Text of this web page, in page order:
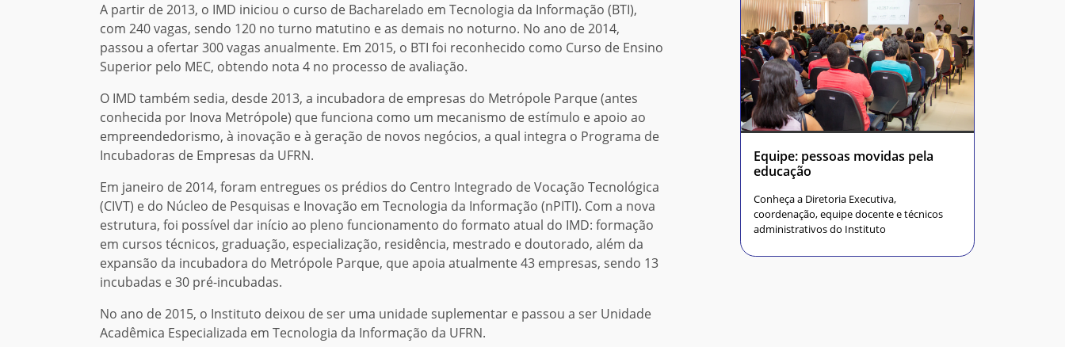
A partir de 2013, o IMD iniciou o curso de Bacharelado em Tecnologia da Informação (BTI),
com 240 vagas, sendo 120 no turno matutino e as demais no noturno. No ano de 2014,
passou a ofertar 300 vagas anualmente. Em 2015, o BTI foi reconhecido como Curso de Ensino
Superior pelo MEC, obtendo nota 4 no processo de avaliação.
O IMD também sedia, desde 2013, a incubadora de empresas do Metrópole Parque (antes
conhecida por Inova Metrópole) que funciona como um mecanismo de estímulo e apoio ao
empreendedorismo, à inovação e à geração de novos negócios, a qual integra o Programa de
Incubadoras de Empresas da UFRN.
Em janeiro de 2014, foram entregues os prédios do Centro Integrado de Vocação Tecnológica
(CIVT) e do Núcleo de Pesquisas e Inovação em Tecnologia da Informação (nPITI). Com a nova
estrutura, foi possível dar início ao pleno funcionamento do formato atual do IMD: formação
em cursos técnicos, graduação, especialização, residência, mestrado e doutorado, além da
expansão da incubadora do Metrópole Parque, que apoia atualmente 43 empresas, sendo 13
incubadas e 30 pré-incubadas.
No ano de 2015, o Instituto deixou de ser uma unidade suplementar e passou a ser Unidade
Acadêmica Especializada em Tecnologia da Informação da UFRN.
Equipe: pessoas movidas pela
educação
Conheça a Diretoria Executiva,
coordenação, equipe docente e técnicos
administrativos do Instituto